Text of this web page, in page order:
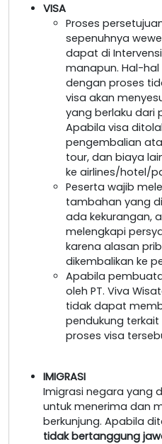
VISA
Proses
sepenuhnya
dapat di
manapun. Hal-
dengan proses
visa akan
yang berlaku dari
Apabila visa
pengembalian
tour, dan biaya
ke airlines/hotel/
Peserta wajib
tambahan yang
ada kekurangan,
melengkapi
karena alasan
dikembalikan ke
Apabila
oleh PT. Viva
tidak dapat
pendukung
proses visa
IMIGRASI
Imigrasi negara yang
untuk menerima dan
berkunjung. Apabila
tidak bertanggung